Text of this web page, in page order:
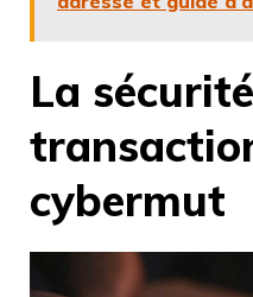
La
cybermut